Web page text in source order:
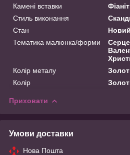
Камені вставки
Фіаніт
Стиль виконання
Стан
Новий
Тематика малюнка/форми
Колір металу
Колір
Приховати
Умови доставки
Нова Пошта